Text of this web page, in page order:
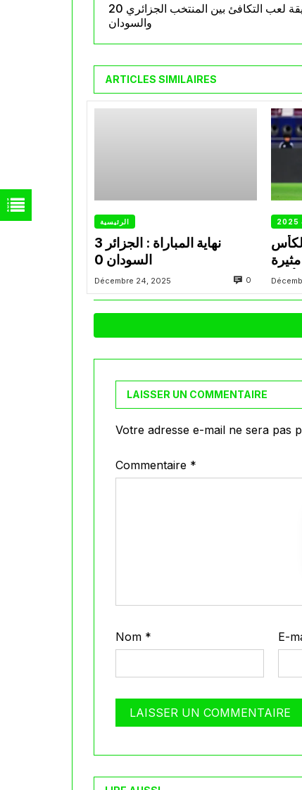
20 دقيقة لعب التكافئ بين المنتخب الجزائري
والسودان
ARTICLES SIMILAIRES
الرئيسية
نهاية المباراة : الجزائر 3
السودان 0
Décembre 24, 2025 0
لكأس
مثيرة
LAISSER UN COMMENTAIRE
Votre adresse e-mail ne sera pas
Commentaire *
Nom * E-